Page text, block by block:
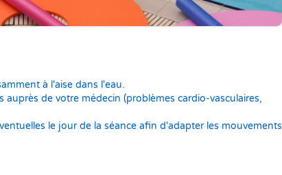
à l'aise dans l'eau.
auprès de votre médecin (problèmes cardio-vasculaires,
le jour de la séance afin d'adapter les mouvements